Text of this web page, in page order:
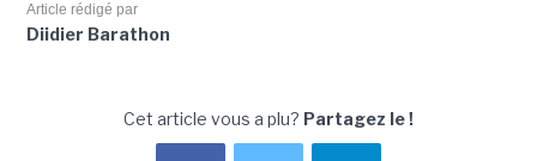
Article rédigé par
Diidier Barathon
Cet article vous a plu? Partagez le !